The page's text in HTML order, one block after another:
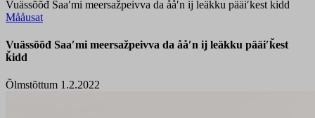
Vuässõõđ Saaʹmi meersažpeivva da ååʹn ij leäkku pääiʹǩest ǩidd
Mååusat
Vuässõõđ Saaʹmi meersažpeivva da ååʹn ij leäkku pääiʹǩest
ǩidd
Õlmstõttum 1.2.2022